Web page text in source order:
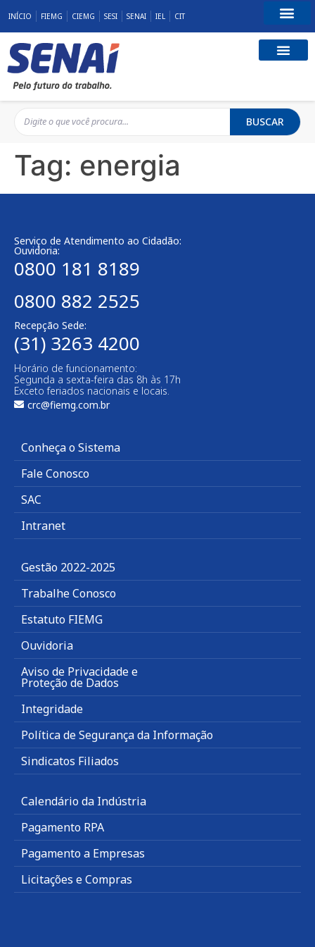
INÍCIO FIEMG CIEMG SESI SENAI IEL CIT
BUSCAR
Tag: energia
Serviço de Atendimento ao Cidadão:
Ouvidoria:
0800 181 8189
0800 882 2525
Recepção Sede:
(31) 3263 4200
Horário de funcionamento:
Segunda a sexta-feira das 8h às 17h
Exceto feriados nacionais e locais.
crc@fiemg.com.br
Conheça o Sistema
Fale Conosco
SAC
Intranet
Gestão 2022-2025
Trabalhe Conosco
Estatuto FIEMG
Ouvidoria
Aviso de Privacidade e
Proteção de Dados
Integridade
Política de Segurança da Informação
Sindicatos Filiados
Calendário da Indústria
Pagamento RPA
Pagamento a Empresas
Licitações e Compras